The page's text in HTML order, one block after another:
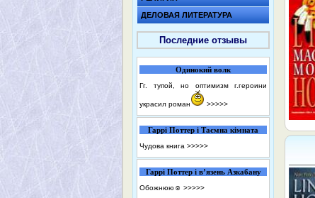
ДЕЛОВАЯ ЛИТЕРАТУРА
Последние отзывы
Одинокий волк
Гг. тупой, но оптимизм г.героини
украсил роман >>>>>
Гаррі Поттер і Таємна кімната
Чудова книга >>>>>
Гаррі Поттер і в’язень Азкабану
Обожнюю☺️ >>>>>